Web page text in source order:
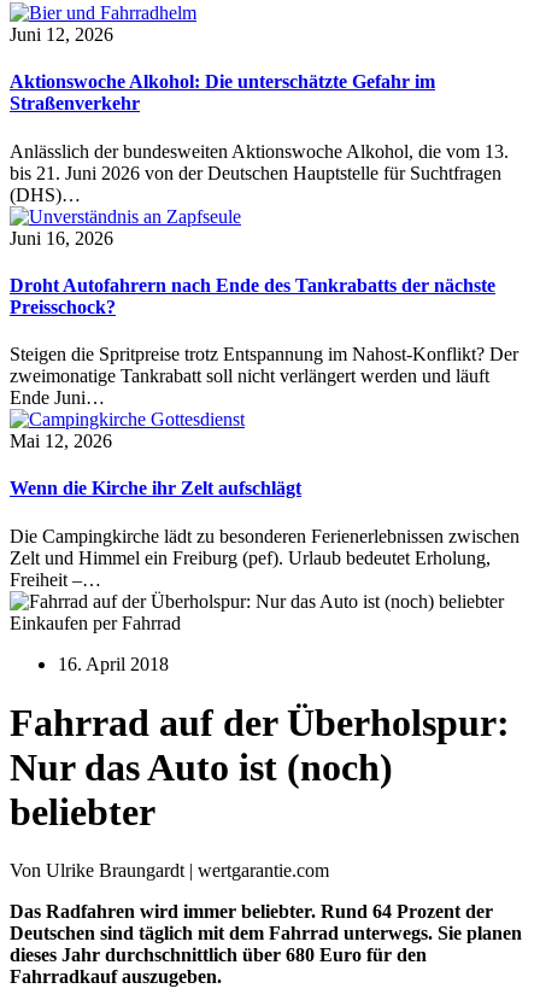
Juni 12, 2026
Aktionswoche Alkohol: Die unterschätzte Gefahr im
Straßenverkehr
Anlässlich der bundesweiten Aktionswoche Alkohol, die vom 13.
bis 21. Juni 2026 von der Deutschen Hauptstelle für Suchtfragen
(DHS)…
Juni 16, 2026
Droht Autofahrern nach Ende des Tankrabatts der nächste
Preisschock?
Steigen die Spritpreise trotz Entspannung im Nahost-Konflikt? Der
zweimonatige Tankrabatt soll nicht verlängert werden und läuft
Ende Juni…
Mai 12, 2026
Wenn die Kirche ihr Zelt aufschlägt
Die Campingkirche lädt zu besonderen Ferienerlebnissen zwischen
Zelt und Himmel ein Freiburg (pef). Urlaub bedeutet Erholung,
Freiheit –…
Einkaufen per Fahrrad
16. April 2018
Fahrrad auf der Überholspur:
Nur das Auto ist (noch)
beliebter
Von Ulrike Braungardt | wertgarantie.com
Das Radfahren wird immer beliebter. Rund 64 Prozent der
Deutschen sind täglich mit dem Fahrrad unterwegs. Sie planen
dieses Jahr durchschnittlich über 680 Euro für den
Fahrradkauf auszugeben.